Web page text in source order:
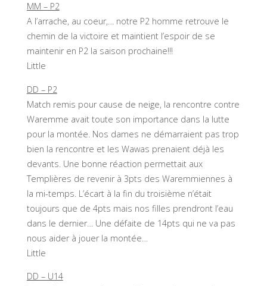
MM – P2
A l’arrache, au coeur,… notre P2 homme retrouve le
chemin de la victoire et maintient l’espoir de se
maintenir en P2 la saison prochaine!!!
Little
DD – P2
Match remis pour cause de neige, la rencontre contre
Waremme avait toute son importance dans la lutte
pour la montée. Nos dames ne démarraient pas trop
bien la rencontre et les Wawas prenaient déjà les
devants. Une bonne réaction permettait aux
Templières de revenir à 3pts des Waremmiennes à
la mi-temps. L’écart à la fin du troisième n’était
toujours que de 4pts mais nos filles prendront l’eau
dans le dernier… Une défaite de 14pts qui ne va pas
nous aider à jouer la montée…
Little
DD – U14